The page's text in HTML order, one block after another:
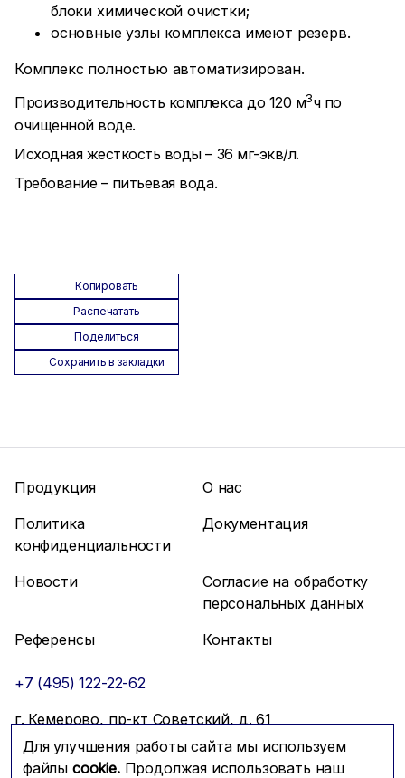
блоки химической очистки;
основные узлы комплекса имеют резерв.
Комплекс полностью автоматизирован.
Производительность комплекса до 120 м3ч по
очищенной воде.
Исходная жесткость воды – 36 мг-экв/л.
Требование – питьевая вода.
Копировать
Распечатать
Поделиться
Сохранить в закладки
Для улучшения работы сайта мы используем
файлы cookie.Продолжая использовать наш
Продукция
О нас
Политика
конфиденциальности
Документация
Новости
Согласие на обработку
персональных данных
Референсы
Контакты
+7 (495) 122-22-62
г. Кемерово, пр-кт Советский, д. 61
info@mfmc.ru
Связаться с нами